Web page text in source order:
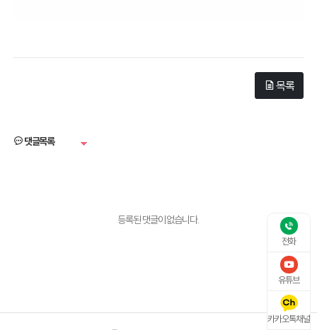
전화
유튜브
카카오톡채널
목록
댓글목록
등록된 댓글이 없습니다.